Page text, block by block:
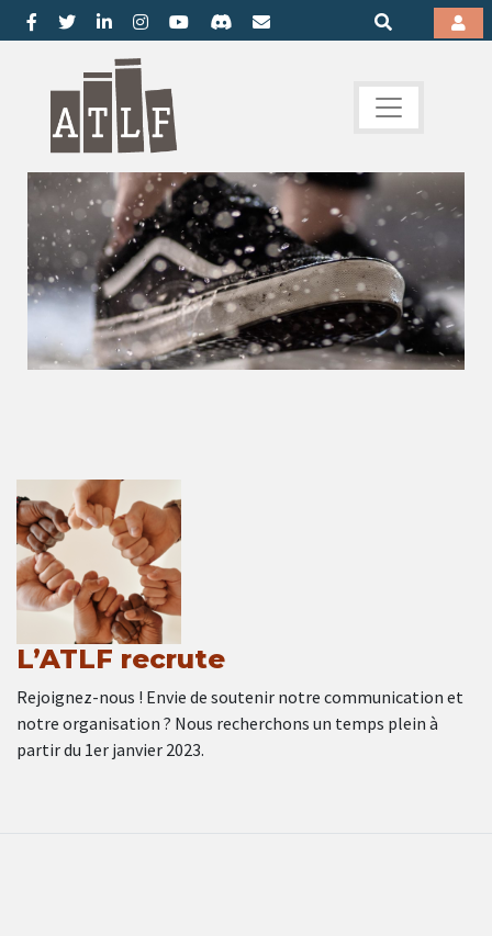
L’ATLF recrute
Rejoignez-nous ! Envie de soutenir notre communication et
notre organisation ? Nous recherchons un temps plein à
partir du 1er janvier 2023.